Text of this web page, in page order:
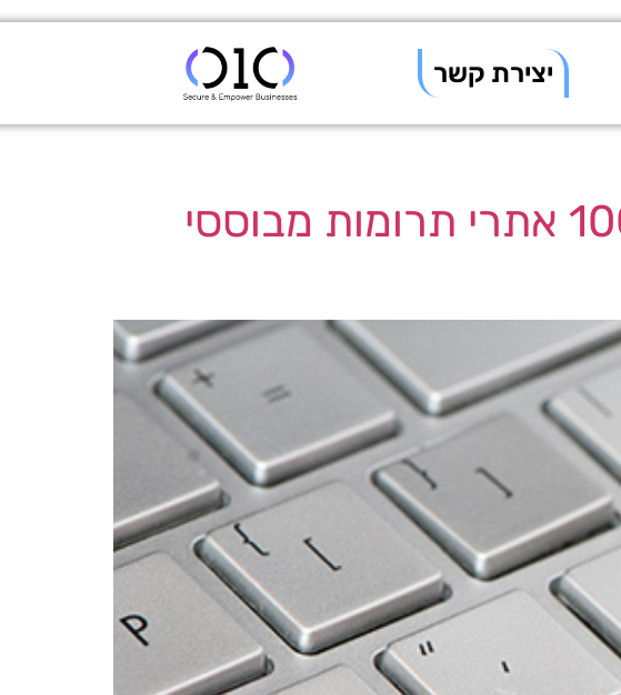
יצירת קשר
פגם אבטחה קריטי חושף למעלה מ- 100,000 אתרי תרומות מבוססי